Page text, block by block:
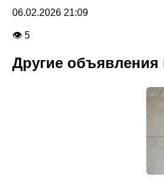
06.02.2026 21:09
👁 5
Другие объявления